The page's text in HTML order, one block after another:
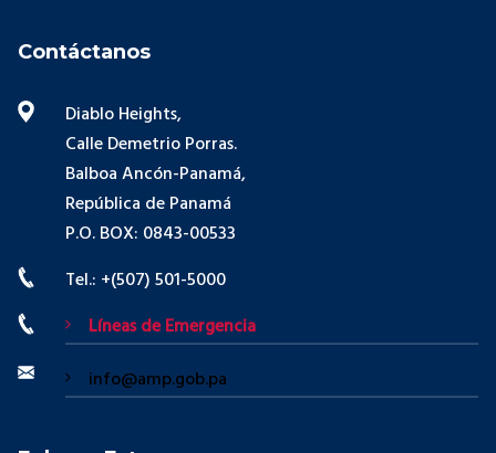
Contáctanos
Diablo Heights,
Calle Demetrio Porras.
Balboa Ancón-Panamá,
República de Panamá
P.O. BOX: 0843-00533
Tel.: +(507) 501-5000
Líneas de Emergencia
info@amp.gob.pa